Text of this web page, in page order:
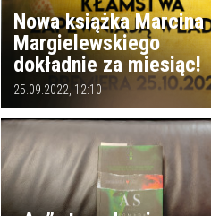
Nowa książka Marcina
Margielewskiego
dokładnie za miesiąc!
25.09.2022, 12:10